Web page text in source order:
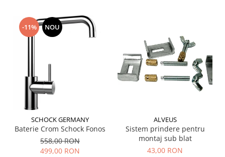
-11% NOU
SCHOCK GERMANY
Baterie Crom Schock Fonos
558,00 RON
499,00 RON
ALVEUS
Sistem prindere pentru
montaj sub blat
43,00 RON